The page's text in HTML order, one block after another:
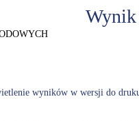
wyników w wersji do